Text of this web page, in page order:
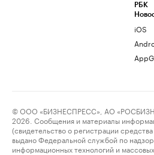
РБК
iOS
© ООО «БИЗНЕСПРЕСС», АО
2026. Сообщения и материалы
(свидетельство о регистрации
выдано Федеральной службой по
информационных технологий и